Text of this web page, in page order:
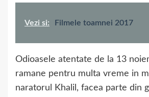
Vezi si: Filmele toamnei 2017
Odioasele atentate de la 13
ramane pentru multa vreme in
naratorul Khalil, facea parte din